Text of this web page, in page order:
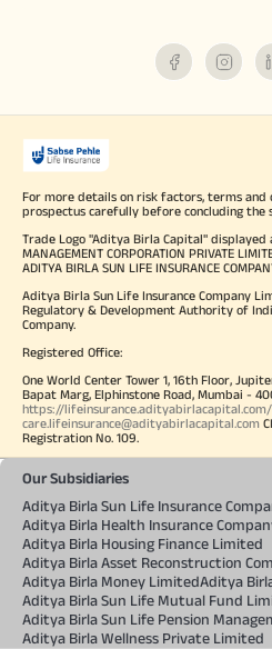
For more details on risk factors, terms and
prospectus carefully before concluding the
Trade Logo "Aditya Birla Capital" displayed
MANAGEMENT CORPORATION PRIVATE
ADITYA BIRLA SUN LIFE INSURANCE
Aditya Birla Sun Life Insurance Company
Regulatory & Development Authority of
Company.
Registered Office:
One World Center Tower 1, 16th Floor,
Bapat Marg, Elphinstone Road, Mumbai -
https://lifeinsurance.adityabirlacapital.com/
care.lifeinsurance@adityabirlacapital.com
Registration No. 109.
Our Subsidiaries
Aditya Birla Sun Life Insurance
Aditya Birla Health Insurance
Aditya Birla Housing Finance Limited
Aditya Birla Asset Reconstruction
Aditya Birla Money LimitedAditya
Aditya Birla Sun Life Mutual Fund
Aditya Birla Sun Life Pension
Aditya Birla Wellness Private Limited